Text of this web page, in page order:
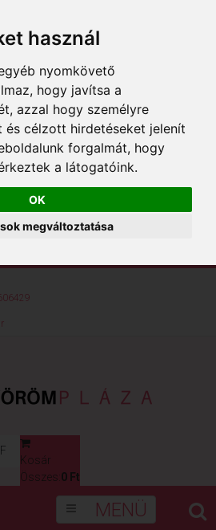
használ
nyomkövető
hogy javítsa a
azzal hogy személyre
célzott hirdetéseket jelenít
forgalmát, hogy
a látogatóink.
OK
megváltoztatása
Kosár
Összes: 0 Ft
MENÜ